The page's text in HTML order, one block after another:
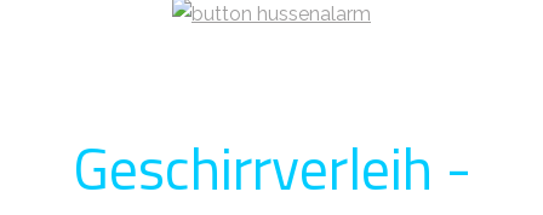
Geschirrverleih -